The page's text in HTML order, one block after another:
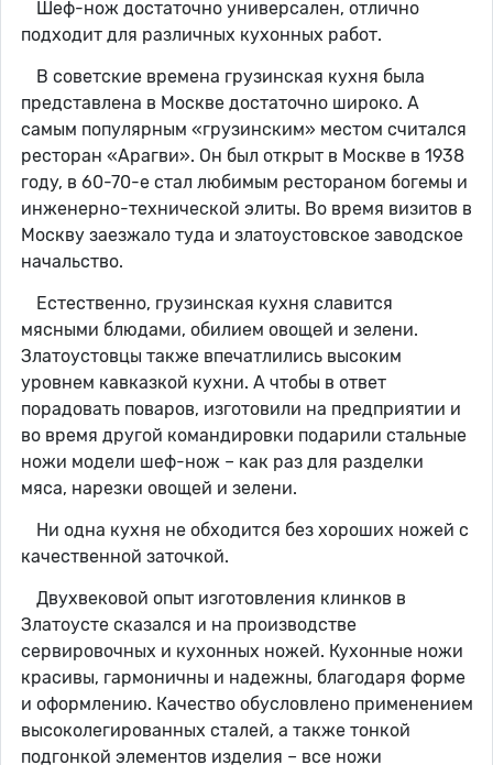
Шеф-нож достаточно универсален, отлично
подходит для различных кухонных работ.
В советские времена грузинская кухня была
представлена в Москве достаточно широко. А
самым популярным «грузинским» местом считался
ресторан «Арагви». Он был открыт в Москве в 1938
году, в 60-70-е стал любимым рестораном богемы и
инженерно-технической элиты. Во время визитов в
Москву заезжало туда и златоустовское заводское
начальство.
Естественно, грузинская кухня славится
мясными блюдами, обилием овощей и зелени.
Златоустовцы также впечатлились высоким
уровнем кавказкой кухни. А чтобы в ответ
порадовать поваров, изготовили на предприятии и
во время другой командировки подарили стальные
ножи модели шеф-нож – как раз для разделки
мяса, нарезки овощей и зелени.
Ни одна кухня не обходится без хороших ножей с
качественной заточкой.
Двухвековой опыт изготовления клинков в
Златоусте сказался и на производстве
сервировочных и кухонных ножей. Кухонные ножи
красивы, гармоничны и надежны, благодаря форме
и оформлению. Качество обусловлено применением
высоколегированных сталей, а также тонкой
подгонкой элементов изделия – все ножи